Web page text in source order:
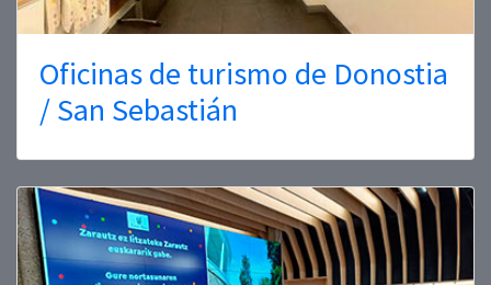
Oficinas de turismo de Donostia
/ San Sebastián